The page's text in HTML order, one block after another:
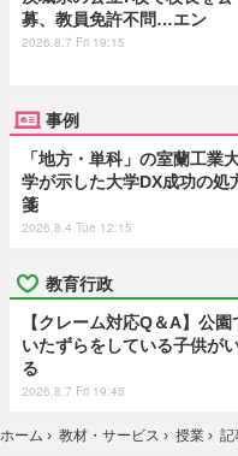
募、教員免許不問…エン
2026.8.7 Fri 19:15
事例
「地方・単科」の室蘭工業
学が示した大学DX成功の処
箋
2026.8.4 Tue 12:15
教育行政
【クレーム対応Q＆A】公園
いたずらをしている子供が
る
2026.8.7 Fri 19:45
ホーム › 教材・サービス › 授業 › 記